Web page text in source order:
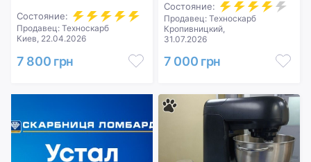
Состояние:
Продавец: Техноскарб
Киев, 22.04.2026
7 800 грн
Состояние:
Продавец: Техноскарб
Кропивницкий,
31.07.2026
7 000 грн